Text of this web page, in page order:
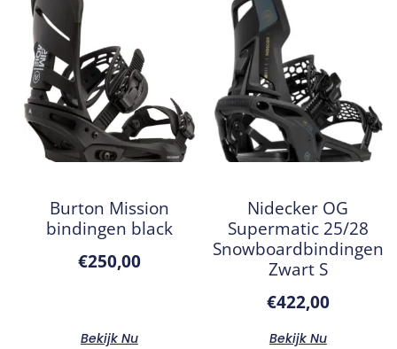
Burton Mission
bindingen black
€250,00
Bekijk Nu
Nidecker OG
Supermatic 25/28
Snowboardbindingen
Zwart S
€422,00
Bekijk Nu